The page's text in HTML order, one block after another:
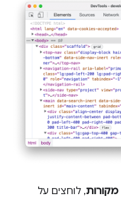
מקורות, לוחצים על